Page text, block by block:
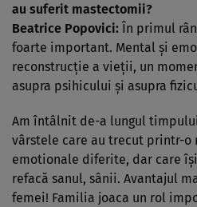
au suferit mastectomii?
Beatrice Popovici: În primul
foarte important. Mental şi
reconstrucţie a vieţii, un
asupra psihicului şi asupra
Am întâlnit de-a lungul
vârstele care au trecut printr-o
emotionale diferite, dar care
refacă sanul, sânii. Avantajul
femei! Familia joaca un rol